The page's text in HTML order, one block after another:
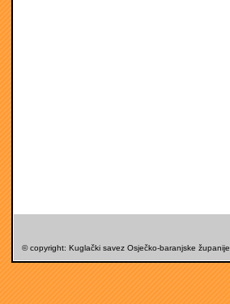
© copyright: Kuglački savez Osječko-baranjske županije